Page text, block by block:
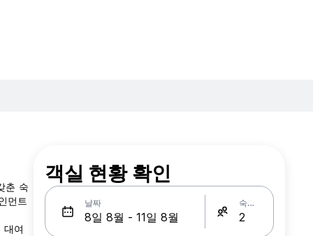
춘 숙
먼트
여
객실 현황 확인
날짜 숙박인원